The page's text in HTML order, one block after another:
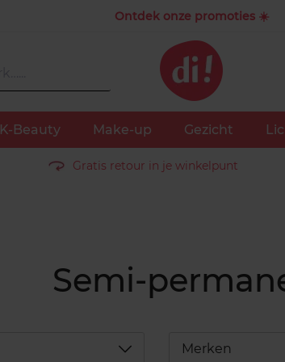
Ontdek onze promoties ☀️
K-Beauty Make-up Gezicht
Gratis retour in je winkelpunt
Semi-
Déplier Merken